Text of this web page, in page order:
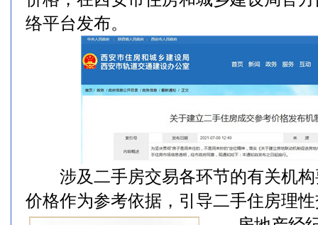
络平台发布。
涉及二手房交易各环节的有关机构
价格作为参考依据，引导二手住房理